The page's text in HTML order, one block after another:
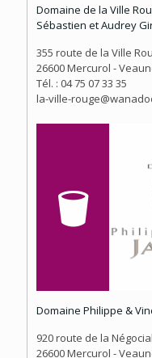
Domaine de la Ville
Sébastien et Audrey
355 route de la Ville
26600 Mercurol -
Tél. : 04 75 07 33 35
la-ville-
Domaine Philippe &
920 route de la
26600 Mercurol -